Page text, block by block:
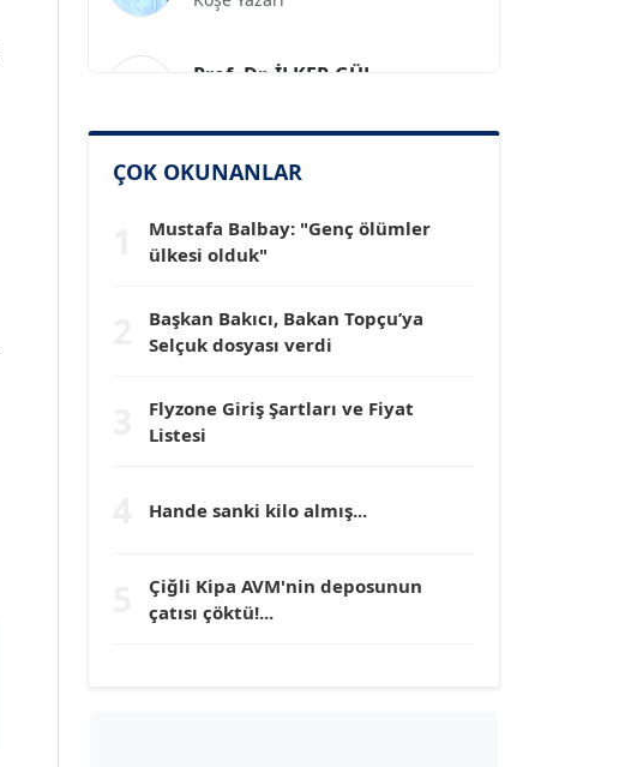
Köşe Yazarı
Köşe Yazarı
Dr. HAKAN TARTAN
Prof. Dr. YÜCEL OCAK
Köşe Yazarı
ÇOK OKUNANLAR
Mustafa Balbay: "Genç ölümler
ülkesi olduk"
Başkan Bakıcı, Bakan Topçu’ya
Selçuk dosyası verdi
Flyzone Giriş Şartları ve Fiyat
Listesi
Hande sanki kilo almış...
Çiğli Kipa AVM'nin deposunun
çatısı çöktü!...